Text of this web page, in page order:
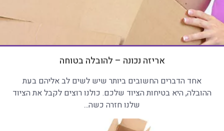
אריזה נכונה – להובלה בטוחה
אחד הדברים החשובים ביותר שיש לשים לב אליהם בעת
ההובלה, היא בטיחות הציוד שלכם. כולנו רוצים לקבל את הציוד
שלנו חזרה כשה...